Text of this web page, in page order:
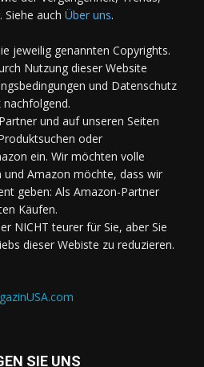
Siehe auch Über uns.
jeweilig genannten Copyrights.
Nutzung dieser Website
und Datenschutz
nachfolgend.
und auf unseren Seiten
oder
ein. Wir möchten volle
und Amazon möchte, dass wir
geben: Als Amazon-Partner
Käufen.
NICHT teurer für Sie, aber Sie
dieser Webiste zu reduzieren.
SIE UNS